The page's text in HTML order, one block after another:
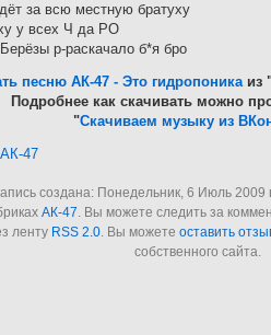
за всю местную братуху
у всех Ч да РО
р-раскачало б*я бро
песню АК-47 - Это гидропоникаиз
Подробнее как скачивать можно
"Скачиваем музыку из
АК-47
создана: Понедельник, 6 Июль 2009
АК-47. Вы можете следить за
ленту RSS 2.0. Вы можете оставить
собственного сайта.